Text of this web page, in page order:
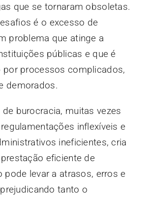
que se tornaram obsoletas.
é o excesso de
problema que atinge a
públicas e que é
por processos complicados,
demorados.
burocracia, muitas vezes
inflexíveis e
ineficientes, cria
eficiente de
pode levar a atrasos, erros e
tanto o